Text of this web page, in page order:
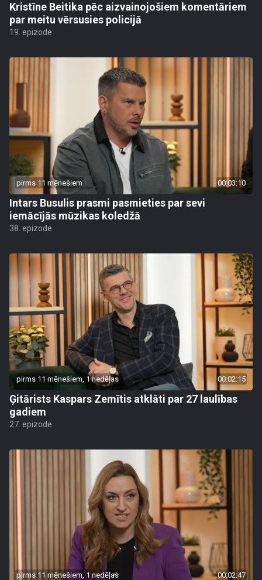
Kristīne Beitika pēc aizvainojošiem komentāriem
par meitu vērsusies policijā
19. epizode
pirms 11 mēnešiem 00:03:10
Intars Busulis prasmi pasmieties par sevi
iemācījās mūzikas koledžā
38. epizode
pirms 11 mēnešiem, 1 nedēļas 00:02:15
Ģitārists Kaspars Zemītis atklāti par 27 laulības
gadiem
27. epizode
pirms 11 mēnešiem, 1 nedēļas 00:02:47